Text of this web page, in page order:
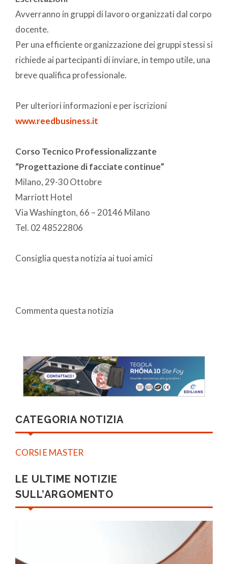
Avverranno in gruppi di lavoro organizzati dal corpo
docente.
Per una efficiente organizzazione dei gruppi stessi si
richiede ai partecipanti di inviare, in tempo utile, una
breve qualifica professionale.
Per ulteriori informazioni e per iscrizioni
www.reedbusiness.it
Corso Tecnico Professionalizzante
“Progettazione di facciate continue”
Milano, 29-30 Ottobre
Marriott Hotel
Via Washington, 66 – 20146 Milano
Tel. 02 48522806
Consiglia questa notizia ai tuoi amici
Commenta questa notizia
CATEGORIA NOTIZIA
CORSI E MASTER
LE ULTIME NOTIZIE
SULL’ARGOMENTO